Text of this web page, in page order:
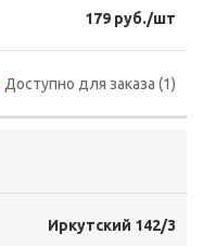
179 руб./шт
Доступно для заказа (1)
Иркутский 142/3